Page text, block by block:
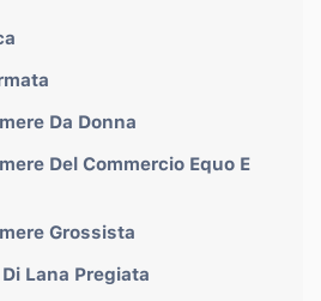
Da Donna
Del Commercio Equo E
Grossista
Lana Pregiata